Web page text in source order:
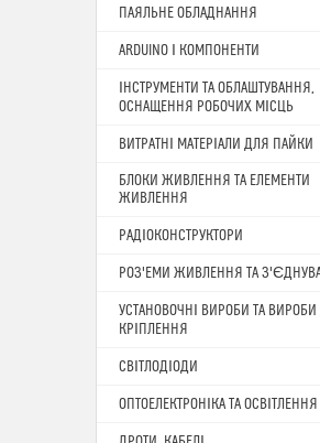
ПАЯЛЬНЕ ОБЛАДНАННЯ
ARDUINO І КОМПОНЕНТИ
ІНСТРУМЕНТИ ТА ОБЛАШТУВАННЯ,
ОСНАЩЕННЯ РОБОЧИХ МІСЦЬ
ВИТРАТНІ МАТЕРІАЛИ ДЛЯ ПАЙКИ
БЛОКИ ЖИВЛЕННЯ ТА ЕЛЕМЕНТИ
ЖИВЛЕННЯ
РАДІОКОНСТРУКТОРИ
РОЗ'ЕМИ ЖИВЛЕННЯ ТА
УСТАНОВОЧНІ ВИРОБИ ТА ВИРОБИ
КРІПЛЕННЯ
СВІТЛОДІОДИ
ОПТОЕЛЕКТРОНІКА ТА ОСВІТЛЕННЯ